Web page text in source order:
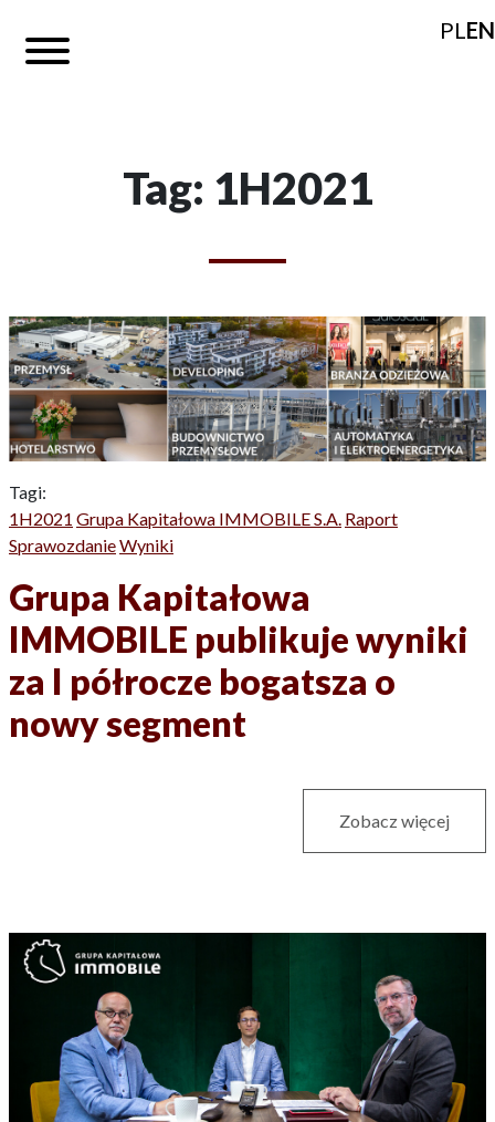
PLEN
Tag: 1H2021
Tagi:
1H2021 Grupa Kapitałowa IMMOBILE S.A. Raport
SprawozdanieWyniki
Grupa Kapitałowa
IMMOBILE publikuje wyniki
za I półrocze bogatsza o
nowy segment
Zobacz więcej